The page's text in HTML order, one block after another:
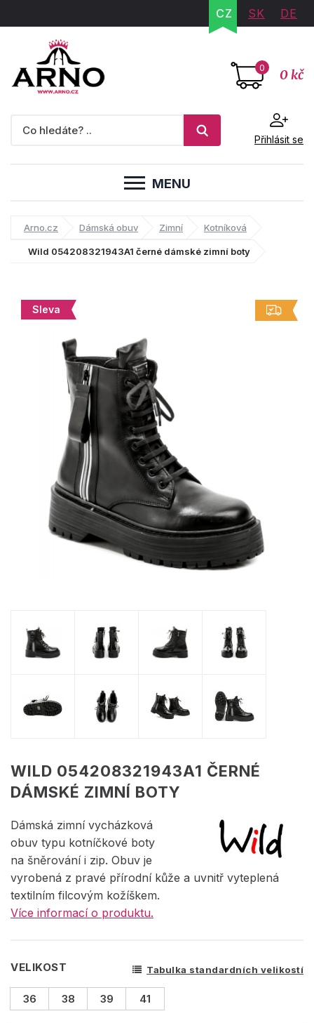
CZ SK DE
0 0 kč
Přihlásit se
MENU
Arno.cz Dámská obuv Zimní Kotníková
Wild 054208321943A1 černé dámské zimní boty
Sleva
WILD 054208321943A1 ČERNÉ
DÁMSKÉ ZIMNÍ BOTY
Dámská zimní vycházková
obuv typu kotníčkové boty
na šněrování i zip. Obuv je
vyrobená z pravé přírodní kůže a uvnitř vyteplená
textilním filcovým kožíškem.
Více informací o produktu.
VELIKOST Tabulka standardních velikostí
36 38 39 41